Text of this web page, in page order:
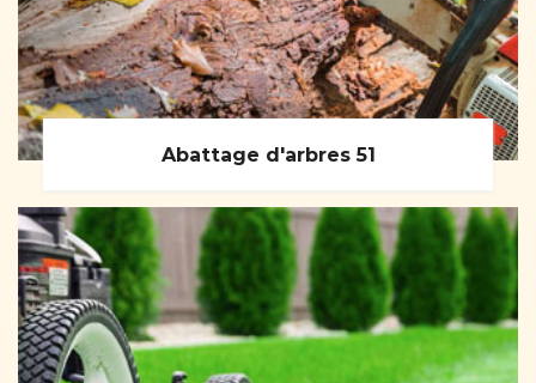
Abattage d'arbres 51